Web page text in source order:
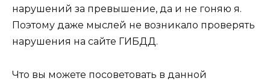
нарушений за превышение, да и не гоняю я.
Поэтому даже мыслей не возникало проверять
нарушения на сайте ГИБДД.
Что вы можете посоветовать в данной